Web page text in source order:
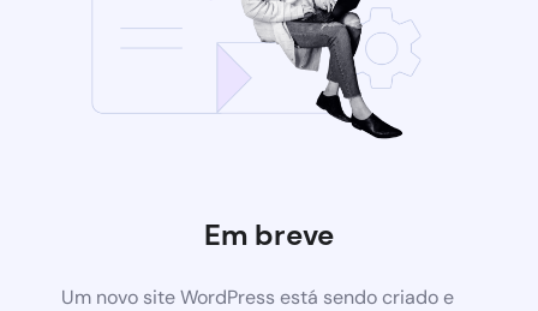
Em breve
Um novo site WordPress está sendo criado e